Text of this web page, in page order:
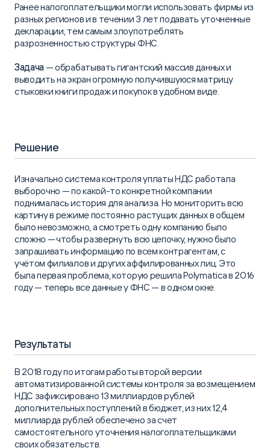
Ранее налогоплательщики могли использовать фирмы из
разных регионов и в течении 3 лет подавать уточненные
декларации, тем самым злоупотреблять
разрозненностью структуры ФНС.
Задача — обрабатывать гигантский массив данных и
выводить на экран огромную получившуюся матрицу
стыковки книги продаж и покупок в удобном виде.
Решение
Изначально система контроля уплаты НДС работала
выборочно — по какой-то конкретной компании
поднималась история для анализа. Но мониторить всю
картину в режиме постоянно растущих данных в общем
было невозможно, а смотреть одну компанию было
сложно — чтобы развернуть всю цепочку, нужно было
запрашивать информацию по всем контрагентам, с
учётом филиалов и других аффилированных лиц. Это
была первая проблема, которую решила Polymatica в 2016
году — теперь все данные у ФНС — в одном окне.
Результаты
В 2018 году по итогам работы второй версии
автоматизированной системы контроля за возмещением
НДС зафиксировано 13 миллиардов рублей
дополнительных поступлений в бюджет, из них 12,4
миллиарда рублей обеспечено за счет
самостоятельного уточнения налогоплательщиками
своих обязательств.